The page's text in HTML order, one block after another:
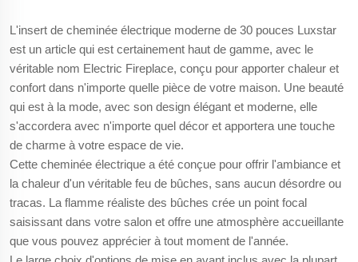
L'insert de cheminée électrique moderne de 30 pouces Luxstar
est un article qui est certainement haut de gamme, avec le
véritable nom Electric Fireplace, conçu pour apporter chaleur et
confort dans n'importe quelle pièce de votre maison. Une beauté
qui est à la mode, avec son design élégant et moderne, elle
s'accordera avec n'importe quel décor et apportera une touche
de charme à votre espace de vie.
Cette cheminée électrique a été conçue pour offrir l'ambiance et
la chaleur d'un véritable feu de bûches, sans aucun désordre ou
tracas. La flamme réaliste des bûches crée un point focal
saisissant dans votre salon et offre une atmosphère accueillante
que vous pouvez apprécier à tout moment de l'année.